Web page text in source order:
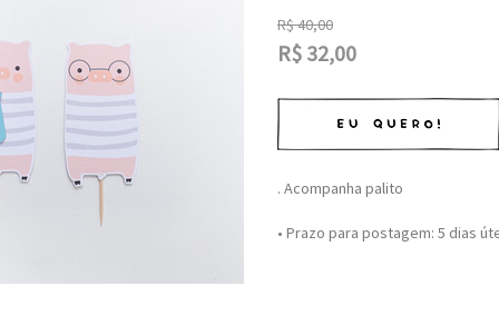
R$40,00
R$ 32,00
. Acompanha palito
• Prazo para postagem: 5 dias